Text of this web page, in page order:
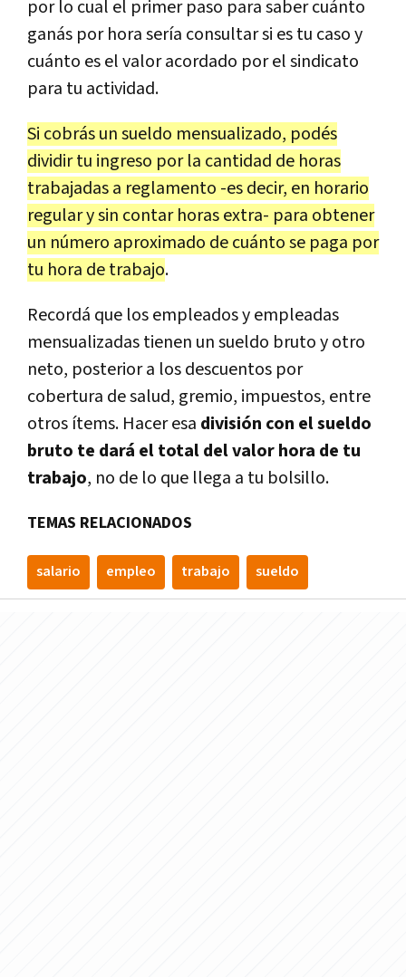
por lo cual el primer paso para saber cuánto
ganás por hora sería consultar si es tu caso y
cuánto es el valor acordado por el sindicato
para tu actividad.
Si cobrás un sueldo mensualizado, podés
dividir tu ingreso por la cantidad de horas
trabajadas a reglamento -es decir, en horario
regular y sin contar horas extra- para obtener
un número aproximado de cuánto se paga por
tu hora de trabajo.
Recordá que los empleados y empleadas
mensualizadas tienen un sueldo bruto y otro
neto, posterior a los descuentos por
cobertura de salud, gremio, impuestos, entre
otros ítems. Hacer esa división con el sueldo
bruto te dará el total del valor hora de tu
trabajo, no de lo que llega a tu bolsillo.
TEMAS RELACIONADOS
salario empleo trabajo sueldo